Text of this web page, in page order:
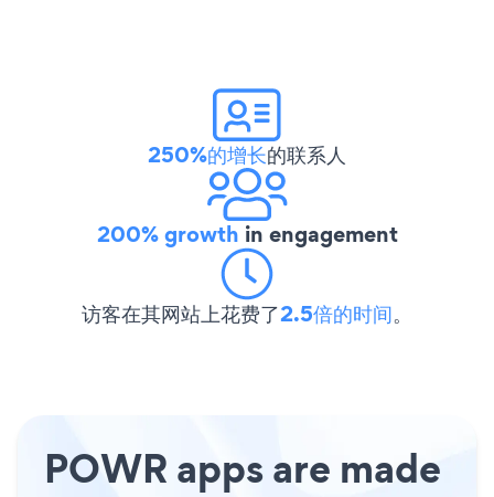
250%的增长的联系人
200% growth in engagement
访客在其网站上花费了2.5倍的时间。
POWR apps are made